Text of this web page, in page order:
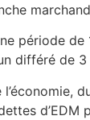
période
différé de 3
d’EDM